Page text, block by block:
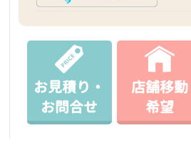
お見積り・
お問合せ
店舗移動
希望